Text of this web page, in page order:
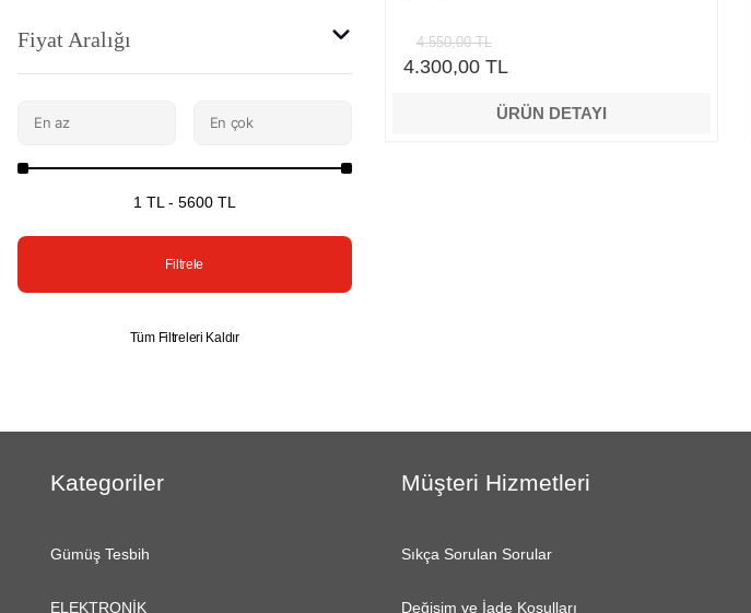
Fiyat Aralığı
1 TL - 5600 TL
Filtrele
Tüm Filtreleri Kaldır
4.550,00 TL
4.300,00 TL
ÜRÜN DETAYI
Kategoriler
Gümüş Tesbih
ELEKTRONİK
Müşteri Hizmetleri
Sıkça Sorulan Sorular
Değişim ve İade Koşulları